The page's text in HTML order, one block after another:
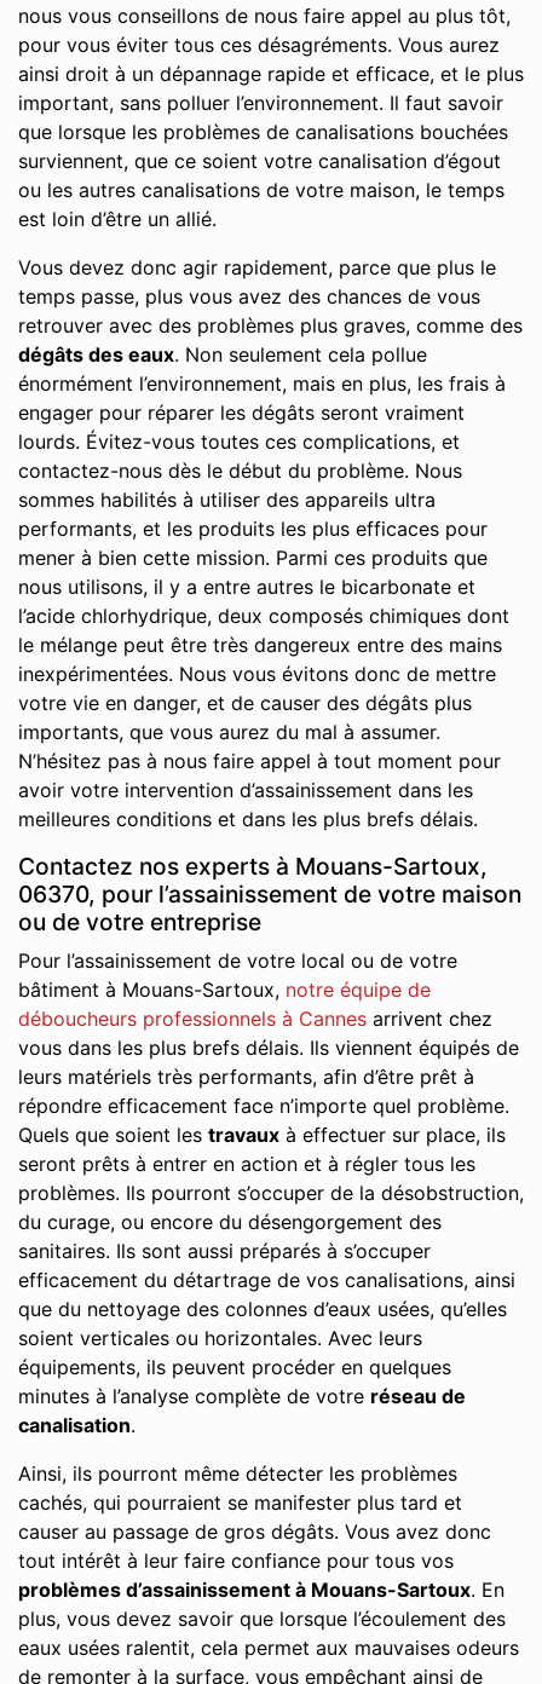
nous vous conseillons de nous faire appel au plus tôt,
pour vous éviter tous ces désagréments. Vous aurez
ainsi droit à un dépannage rapide et efficace, et le plus
important, sans polluer l’environnement. Il faut savoir
que lorsque les problèmes de canalisations bouchées
surviennent, que ce soient votre canalisation d’égout
ou les autres canalisations de votre maison, le temps
est loin d’être un allié.
Vous devez donc agir rapidement, parce que plus le
temps passe, plus vous avez des chances de vous
retrouver avec des problèmes plus graves, comme des
dégâts des eaux. Non seulement cela pollue
énormément l’environnement, mais en plus, les frais à
engager pour réparer les dégâts seront vraiment
lourds. Évitez-vous toutes ces complications, et
contactez-nous dès le début du problème. Nous
sommes habilités à utiliser des appareils ultra
performants, et les produits les plus efficaces pour
mener à bien cette mission. Parmi ces produits que
nous utilisons, il y a entre autres le bicarbonate et
l’acide chlorhydrique, deux composés chimiques dont
le mélange peut être très dangereux entre des mains
inexpérimentées. Nous vous évitons donc de mettre
votre vie en danger, et de causer des dégâts plus
importants, que vous aurez du mal à assumer.
N’hésitez pas à nous faire appel à tout moment pour
avoir votre intervention d’assainissement dans les
meilleures conditions et dans les plus brefs délais.
Contactez nos experts à Mouans-Sartoux,
06370, pour l’assainissement de votre maison
ou de votre entreprise
Pour l’assainissement de votre local ou de votre
bâtiment à Mouans-Sartoux, notre équipe de
déboucheurs professionnels à Cannes arrivent chez
vous dans les plus brefs délais. Ils viennent équipés de
leurs matériels très performants, afin d’être prêt à
répondre efficacement face n’importe quel problème.
Quels que soient les travaux à effectuer sur place, ils
seront prêts à entrer en action et à régler tous les
problèmes. Ils pourront s’occuper de la désobstruction,
du curage, ou encore du désengorgement des
sanitaires. Ils sont aussi préparés à s’occuper
efficacement du détartrage de vos canalisations, ainsi
que du nettoyage des colonnes d’eaux usées, qu’elles
soient verticales ou horizontales. Avec leurs
équipements, ils peuvent procéder en quelques
minutes à l’analyse complète de votre réseau de
canalisation.
Ainsi, ils pourront même détecter les problèmes
cachés, qui pourraient se manifester plus tard et
causer au passage de gros dégâts. Vous avez donc
tout intérêt à leur faire confiance pour tous vos
problèmes d’assainissement à Mouans-Sartoux. En
plus, vous devez savoir que lorsque l’écoulement des
eaux usées ralentit, cela permet aux mauvaises odeurs
de remonter à la surface, vous empêchant ainsi de